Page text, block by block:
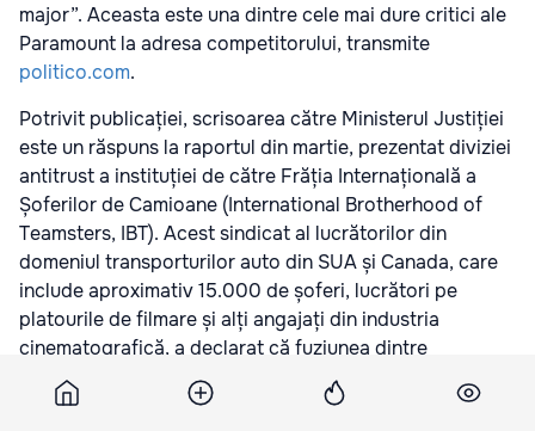
major”. Aceasta este una dintre cele mai dure critici ale
Paramount la adresa competitorului, transmite
politico.com.
Potrivit publicației, scrisoarea către Ministerul Justiției
este un răspuns la raportul din martie, prezentat diviziei
antitrust a instituției de către Frăția Internațională a
Șoferilor de Camioane (International Brotherhood of
Teamsters, IBT). Acest sindicat al lucrătorilor din
domeniul transporturilor auto din SUA și Canada, care
include aproximativ 15.000 de șoferi, lucrători pe
platourile de filmare și alți angajați din industria
cinematografică, a declarat că fuziunea dintre
Paramount și Warner Bros. „reprezintă o amenințare
directă pentru lucrătorii din film și televiziune din